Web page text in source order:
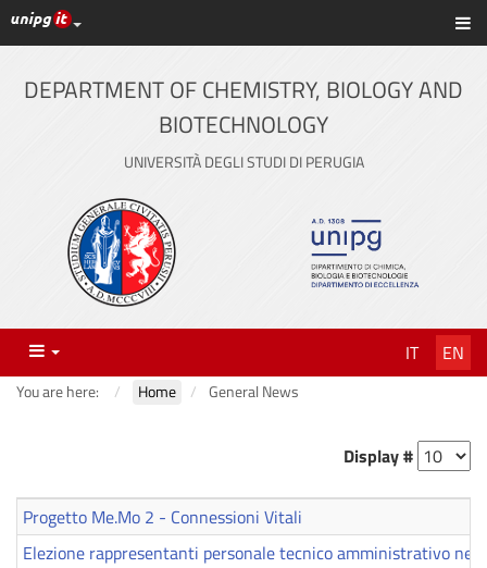
Skip
to
content
UniPG top links
DEPARTMENT OF CHEMISTRY, BIOLOGY AND
BIOTECHNOLOGY
UNIVERSITÀ DEGLI STUDI DI PERUGIA
Menu IT EN
You are here: Home General News
Display #
Progetto Me.Mo 2 - Connessioni Vitali
Elezione rappresentanti personale tecnico amministrativo